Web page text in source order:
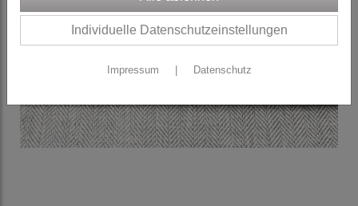
Individuelle Datenschutzeinstellungen
Impressum Datenschutz